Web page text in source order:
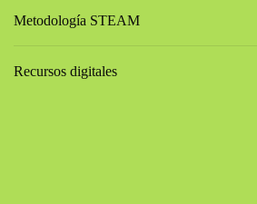
Metodología STEAM
Recursos digitales